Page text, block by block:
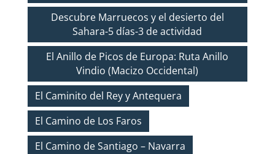
Descubre Marruecos y el desierto del
Sahara-5 días-3 de actividad
El Anillo de Picos de Europa: Ruta Anillo
Vindio (Macizo Occidental)
El Caminito del Rey y Antequera
El Camino de Los Faros
El Camino de Santiago – Navarra